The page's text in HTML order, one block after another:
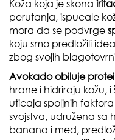
Koža koja je skona
perutanja, ispucale
mora da se podvrge
koju smo predložili
zbog svojih
Avokado obiluje
hrane i hidriraju kožu,
uticaja spoljnih
svojstva, udružena sa
banana i med,